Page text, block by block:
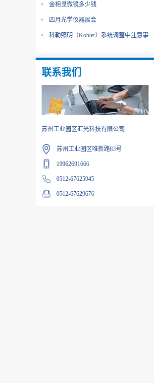
金相显微镜多少钱
四月光学仪器展会
科勒照明（Kohler）系统调整中注意事
联系我们
苏州工业园区汇光科技有限公司
苏州工业园区唯新路83号
19962691666
0512-67625945
0512-67629676